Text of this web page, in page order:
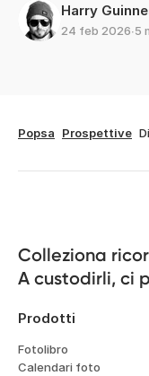
Harry
24 feb 2026∙5
Popsa Prospettive
Colleziona
A custodirli, ci
Prodotti
Fotolibro
Calendari foto